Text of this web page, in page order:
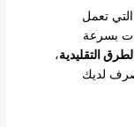
التي تعمل
بسرعة
التقليدية،
لديك